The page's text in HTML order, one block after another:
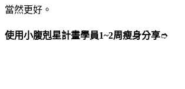
當然更好。
使用小腹剋星計畫學員1~2周瘦身分享➮